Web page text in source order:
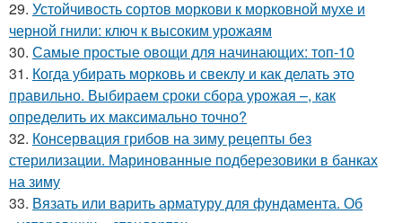
29. Устойчивость сортов моркови к морковной мухе и
черной гнили: ключ к высоким урожаям
30. Самые простые овощи для начинающих: топ-10
31. Когда убирать морковь и свеклу и как делать это
правильно. Выбираем сроки сбора урожая –, как
определить их максимально точно?
32. Консервация грибов на зиму рецепты без
стерилизации. Маринованные подберезовики в банках
на зиму
33. Вязать или варить арматуру для фундамента. Об